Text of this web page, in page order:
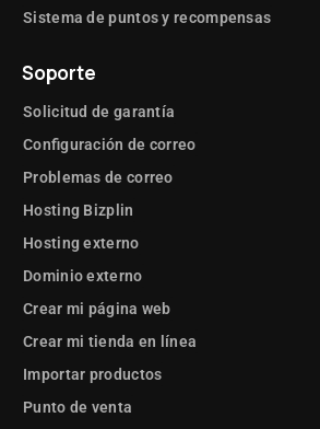
Sistema de puntos y recompensas
Soporte
Solicitud de garantía
Configuración de correo
Problemas de correo
Hosting Bizplin
Hosting externo
Dominio externo
Crear mi página web
Crear mi tienda en línea
Importar productos
Punto de venta